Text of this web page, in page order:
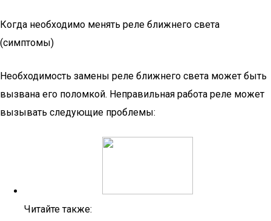
Когда необходимо менять реле ближнего света
(симптомы)
Необходимость замены реле ближнего света может быть
вызвана его поломкой. Неправильная работа реле может
вызывать следующие проблемы:
Читайте также: